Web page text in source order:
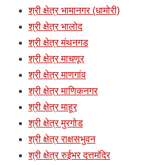
श्री क्षेत्र भामानगर (धामोरी)
श्री क्षेत्र भालोद
श्री क्षेत्र मंथनगड
श्री क्षेत्र माचणूर
श्री क्षेत्र माणगांव
श्री क्षेत्र माणिकनगर
श्री क्षेत्र माहूर
श्री क्षेत्र मुरगोड
श्री क्षेत्र राक्षसभुवन
श्री क्षेत्र रुईभर दत्तमंदिर